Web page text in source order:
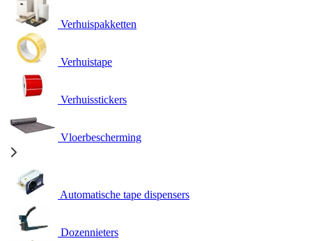
Verhuispakketten
Verhuistape
Verhuisstickers
Vloerbescherming
Automatische tape dispensers
Dozennieters